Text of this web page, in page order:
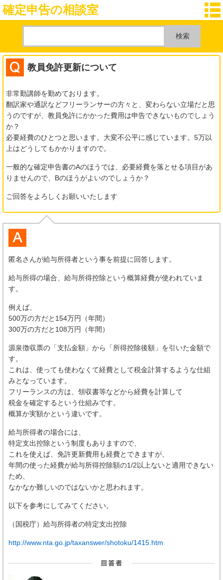
確定申告の相談室
教員免許更新について
非常勤講師を勤めております。
翻訳家や通訳などフリーランサーの方々と、変わらない立場だと思
うのですが、教員免許にかかった費用は申告できないものでしょう
か？
必要経費のひとつと思います。大変不公平に感じています。5万以
上はどうしてもかかりますので。
一般的な確定申告書のAのほうでは、必要経費を落とせる項目があ
りませんので、Bのほうがよいのでしょうか？
ご回答をよろしくお願いいたします
匿名さんが給与所得者という事を前提に回答します。
給与所得の場合、給与所得控除という概算経費が使われていま
す。
例えば、
500万の方だと154万円（年間）
300万の方だと108万円（年間）
源泉徴収票の「支払金額」から「所得控除後額」を引いた金額で
す。
これは、使っても使わなくて経費として税金計算するような仕組
みとなっています。
フリーランスの方は、領収書等などから経費を計算して
税金を確定するという仕組みです。
概算か実額かという違いです。
給与所得者の場合には、
特定支出控除という制度もありますので、
これを使えば、免許更新費用も経費とできますが、
年間の使った経費が給与所得控除額の1/2以上ないと適用できない
ため、
なかなか難しいのではないかと思われます。
以下を参考にしてみてください。
（国税庁）給与所得者の特定支出控除
http://www.nta.go.jp/taxanswer/shotoku/1415.htm